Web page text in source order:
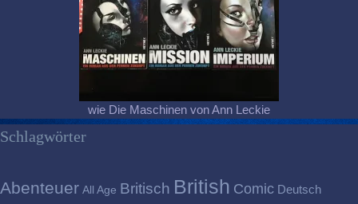
wie Die Maschinen von Ann Leckie
Schlagwörter
Abenteuer All Age Britisch British Comic Deutsch